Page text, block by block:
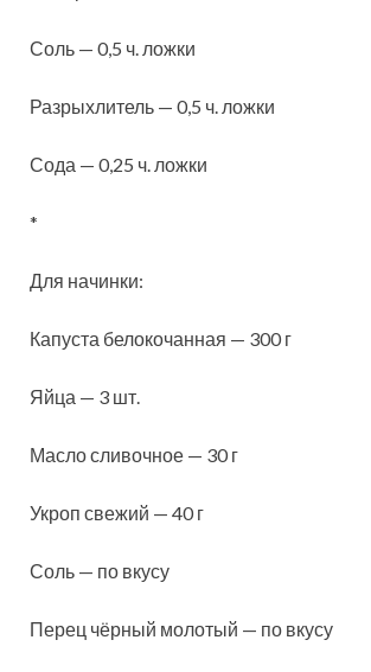
Соль — 0,5 ч. ложки
Разрыхлитель — 0,5 ч. ложки
Сода — 0,25 ч. ложки
*
Для начинки:
Капуста белокочанная — 300 г
Яйца — 3 шт.
Масло сливочное — 30 г
Укроп свежий — 40 г
Соль — по вкусу
Перец чёрный молотый — по вкусу